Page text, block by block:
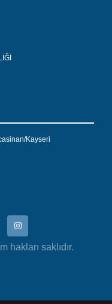
Kayseri
hakları saklıdır.